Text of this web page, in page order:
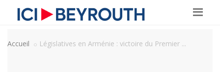
Accueil Législatives en Arménie : victoire du Premier ...